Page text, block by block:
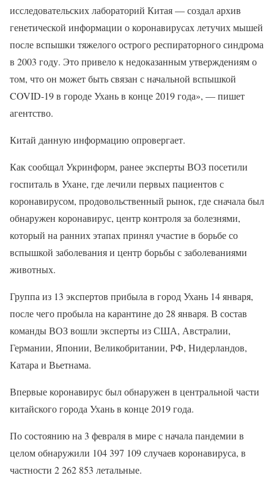
исследовательских лабораторий Китая — создал архив
генетической информации о коронавирусах летучих мышей
после вспышки тяжелого острого респираторного синдрома
в 2003 году. Это привело к недоказанным утверждениям о
том, что он может быть связан с начальной вспышкой
COVID-19 в городе Ухань в конце 2019 года», — пишет
агентство.
Китай данную информацию опровергает.
Как сообщал Укринформ, ранее эксперты ВОЗ посетили
госпиталь в Ухане, где лечили первых пациентов с
коронавирусом, продовольственный рынок, где сначала был
обнаружен коронавирус, центр контроля за болезнями,
который на ранних этапах принял участие в борьбе со
вспышкой заболевания и центр борьбы с заболеваниями
животных.
Группа из 13 экспертов прибыла в город Ухань 14 января,
после чего пробыла на карантине до 28 января. В состав
команды ВОЗ вошли эксперты из США, Австралии,
Германии, Японии, Великобритании, РФ, Нидерландов,
Катара и Вьетнама.
Впервые коронавирус был обнаружен в центральной части
китайского города Ухань в конце 2019 года.
По состоянию на 3 февраля в мире с начала пандемии в
целом обнаружили 104 397 109 случаев коронавируса, в
частности 2 262 853 летальные.